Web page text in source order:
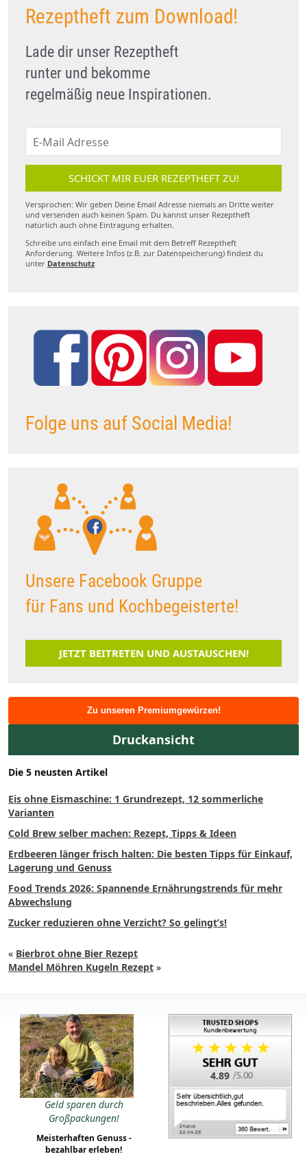
Rezeptheft zum Download!
Lade dir unser Rezeptheft
runter und bekomme
regelmäßig neue Inspirationen.
SCHICKT MIR EUER REZEPTHEFT ZU!
Versprochen: Wir geben Deine Email Adresse niemals an Dritte weiter
und versenden auch keinen Spam. Du kannst unser Rezeptheft
natürlich auch ohne Eintragung erhalten.
Schreibe uns einfach eine Email mit dem Betreff Rezeptheft
Anforderung. Weitere Infos (z.B. zur Datenspeicherung) findest du
unter Datenschutz
Folge uns auf Social Media!
Unsere Facebook Gruppe
für Fans und Kochbegeisterte!
JETZT BEITRETEN UND AUSTAUSCHEN!
Zu unseren Premiumgewürzen!
Druckansicht
Die 5 neusten Artikel
Eis ohne Eismaschine: 1 Grundrezept, 12 sommerliche
Varianten
Cold Brew selber machen: Rezept, Tipps & Ideen
Erdbeeren länger frisch halten: Die besten Tipps für Einkauf,
Lagerung und Genuss
Food Trends 2026: Spannende Ernährungstrends für mehr
Abwechslung
Zucker reduzieren ohne Verzicht? So gelingt’s!
« Bierbrot ohne Bier Rezept
Mandel Möhren Kugeln Rezept »
Geld sparen durch
Großpackungen!
Meisterhaften Genuss -
bezahlbar erleben!
4.89